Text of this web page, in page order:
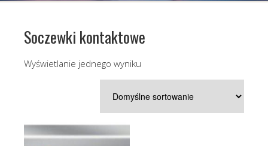
Soczewki kontaktowe
Wyświetlanie jednego wyniku